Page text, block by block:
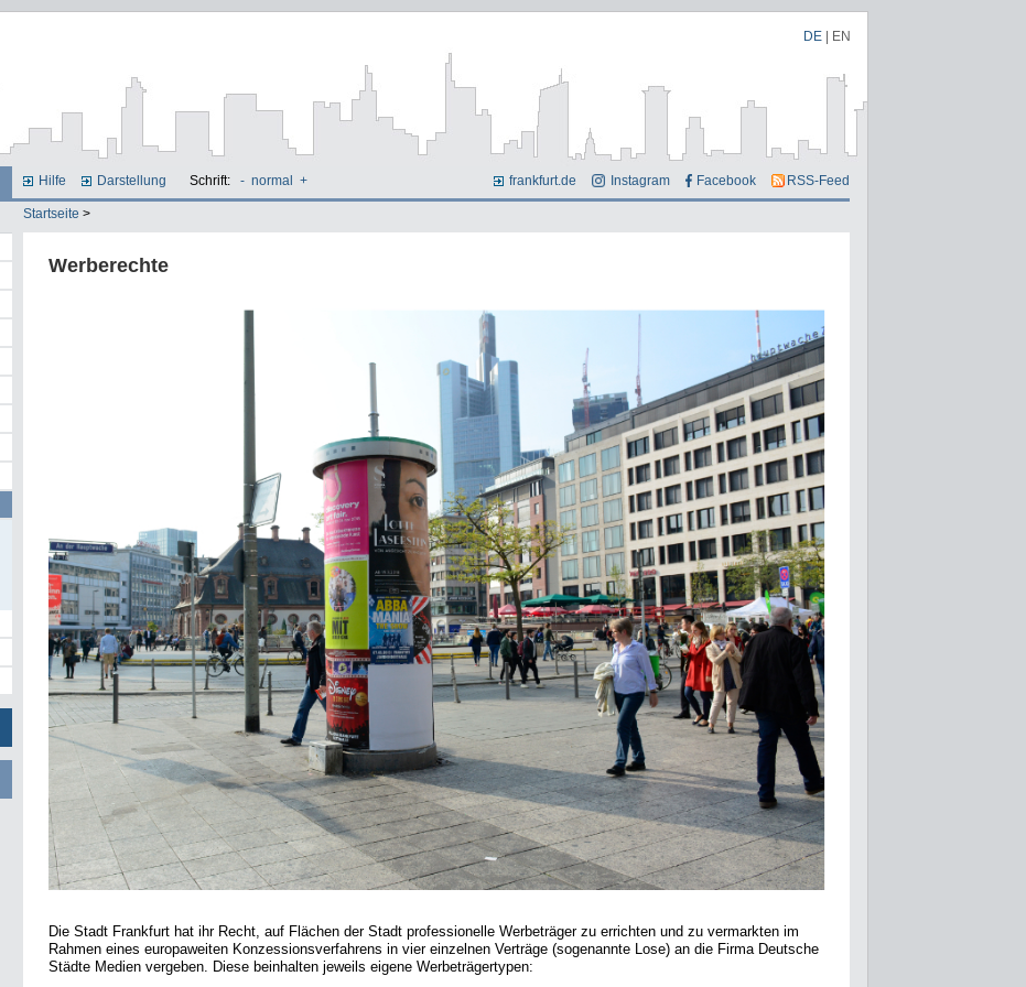
DE EN
Hilfe Darstellung Schrift: - normal + frankfurt.de Instagram Facebook RSS-Feed
Startseite >
Werberechte
Die Stadt Frankfurt hat ihr Recht, auf Flächen der Stadt professionelle Werbeträger zu errichten und zu vermarkten im
Rahmen eines europaweiten Konzessionsverfahrens in vier einzelnen Verträge (sogenannte Lose) an die Firma Deutsche
Städte Medien vergeben. Diese beinhalten jeweils eigene Werbeträgertypen: